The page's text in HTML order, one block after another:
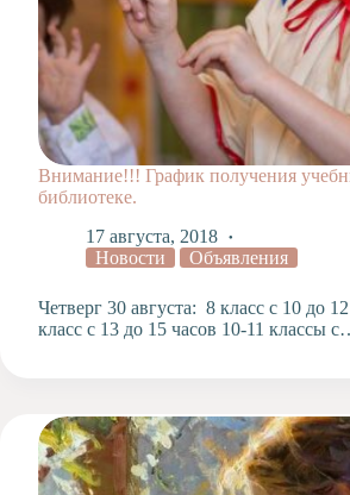
Внимание!!! График получения
библиотеке.
17 августа, 2018
Новости
Объявления
Четверг 30 августа: 8 класс с 10 до
класс с 13 до 15 часов 10-11 классы